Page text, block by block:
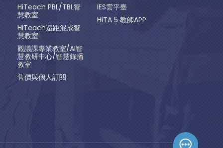
HiTeach PBL/TBL智
慧教室
HiTeach遠距混成智
慧教室
觀議課專業教室/AI智
慧教研中心/智慧錄播
教室
售價與個人訂閱
IES雲平臺
HiTA 5 教師APP